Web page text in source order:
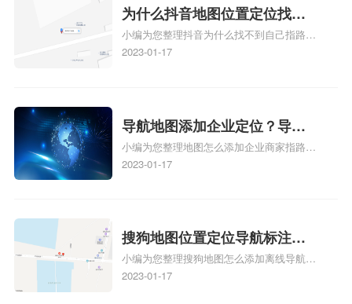
相关地图标注知识，详情可查看下方正文！
为什么抖音地图位置定位找不
到了？抖音为什么找不到当前
定位了？
小编为您整理抖音为什么找不到自己指路人
地图标注服务中心铺的位置、地图位置更新
服务中心位置、抖音突然不显示定位了相关
地图标注知识，详情可查看下方正文！
2023-01-17
导航地图添加企业定位？导航
定位企业？
小编为您整理地图怎么添加企业商家指路人
地图标注服务中心铺名称、地图怎么添加企
添加企业、地图如何添加企业相关地图标注
知识，详情可查看下方正文！
2023-01-17
搜狗地图位置定位导航标注？
搜狗地图位置定位,导航,标注？
小编为您整理搜狗地图怎么添加离线导航搜
狗地图离线导航怎么用、搜狗地图导航卫星
2023-01-17